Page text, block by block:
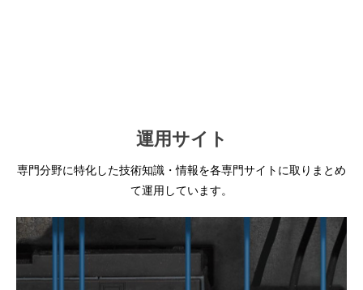
運用サイト
専門分野に特化した技術知識・情報を各専門サイトに取りまとめ
て運用しています。